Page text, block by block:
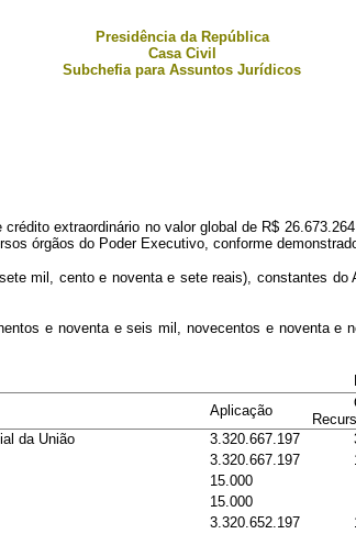
Presidência da República
Casa Civil
Subchefia para Assuntos Jurídicos
extraordinário no valor global de R$
órgãos do Poder Executivo, conforme
mil, cento e noventa e sete reais), constantes
e noventa e seis mil, novecentos e noventa
Aplicação
da União
3.320.667.197
3.320.667.197
15.000
15.000
3.320.652.197